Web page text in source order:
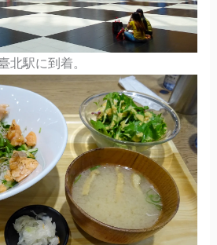
北駅に到着。